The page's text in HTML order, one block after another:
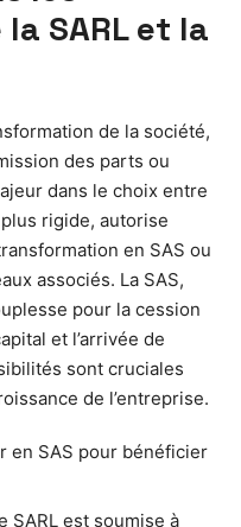
SARL et la
de la société,
des parts ou
dans le choix entre
plus rigide, autorise
en SAS ou
associés. La SAS,
pour la cession
et l’arrivée de
sont cruciales
de l’entreprise.
en SAS pour bénéficier
SARL est soumise à